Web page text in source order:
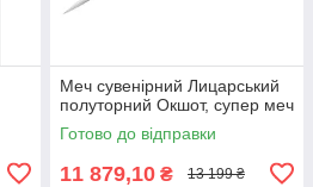
Меч сувенірний Лицарський
полуторний Окшот, супер меч
Готово до відправки
11 879,10 ₴ 13 199 ₴